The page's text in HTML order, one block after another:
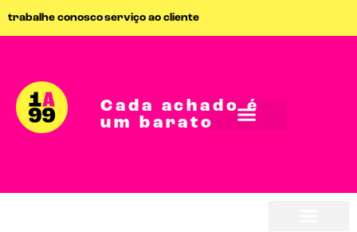
trabalhe conoscoserviço ao cliente
Cada achado é
um barato